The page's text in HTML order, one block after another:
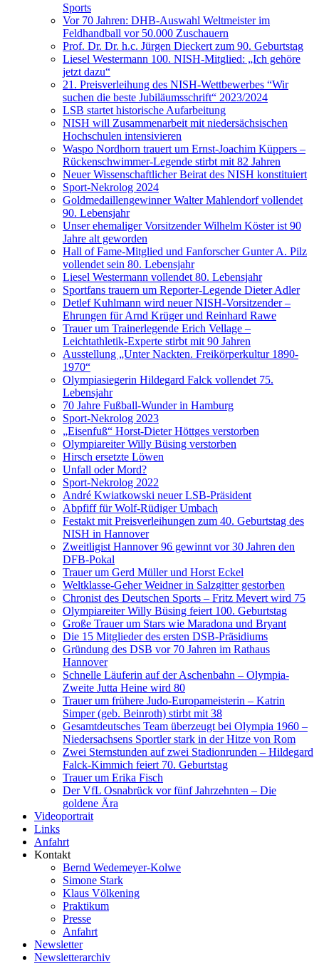
Sports
Vor 70 Jahren: DHB-Auswahl Weltmeister im
Feldhandball vor 50.000 Zuschauern
Prof. Dr. Dr. h.c. Jürgen Dieckert zum 90. Geburtstag
Liesel Westermann 100. NISH-Mitglied: „Ich gehöre
jetzt dazu“
21. Preisverleihung des NISH-Wettbewerbes “Wir
suchen die beste Jubiläumsschrift“ 2023/2024
LSB startet historische Aufarbeitung
NISH will Zusammenarbeit mit niedersächsischen
Hochschulen intensivieren
Waspo Nordhorn trauert um Ernst-Joachim Küppers –
Rückenschwimmer-Legende stirbt mit 82 Jahren
Neuer Wissenschaftlicher Beirat des NISH konstituiert
Sport-Nekrolog 2024
Goldmedaillengewinner Walter Mahlendorf vollendet
90. Lebensjahr
Unser ehemaliger Vorsitzender Wilhelm Köster ist 90
Jahre alt geworden
Hall of Fame-Mitglied und Fanforscher Gunter A. Pilz
vollendet sein 80. Lebensjahr
Liesel Westermann vollendet 80. Lebensjahr
Sportfans trauern um Reporter-Legende Dieter Adler
Detlef Kuhlmann wird neuer NISH-Vorsitzender –
Ehrungen für Arnd Krüger und Reinhard Rawe
Trauer um Trainerlegende Erich Vellage –
Leichtathletik-Experte stirbt mit 90 Jahren
Ausstellung „Unter Nackten. Freikörperkultur 1890-
1970“
Olympiasiegerin Hildegard Falck vollendet 75.
Lebensjahr
70 Jahre Fußball-Wunder in Hamburg
Sport-Nekrolog 2023
„Eisenfuß“ Horst-Dieter Höttges verstorben
Olympiareiter Willy Büsing verstorben
Hirsch ersetzte Löwen
Unfall oder Mord?
Sport-Nekrolog 2022
André Kwiatkowski neuer LSB-Präsident
Abpfiff für Wolf-Rüdiger Umbach
Festakt mit Preisverleihungen zum 40. Geburtstag des
NISH in Hannover
Zweitligist Hannover 96 gewinnt vor 30 Jahren den
DFB-Pokal
Trauer um Gerd Müller und Horst Eckel
Weltklasse-Geher Weidner in Salzgitter gestorben
Chronist des Deutschen Sports – Fritz Mevert wird 75
Olympiareiter Willy Büsing feiert 100. Geburtstag
Große Trauer um Stars wie Maradona und Bryant
Die 15 Mitglieder des ersten DSB-Präsidiums
Gründung des DSB vor 70 Jahren im Rathaus
Hannover
Schnelle Läuferin auf der Aschenbahn – Olympia-
Zweite Jutta Heine wird 80
Trauer um frühere Judo-Europameisterin – Katrin
Simper (geb. Beinroth) stirbt mit 38
Gesamtdeutsches Team überzeugt bei Olympia 1960 –
Niedersachsens Sportler stark in der Hitze von Rom
Zwei Sternstunden auf zwei Stadionrunden – Hildegard
Falck-Kimmich feiert 70. Geburtstag
Trauer um Erika Fisch
Der VfL Osnabrück vor fünf Jahrzehnten – Die
goldene Ära
Videoportrait
Links
Anfahrt
Kontakt
Bernd Wedemeyer-Kolwe
Simone Stark
Klaus Völkening
Praktikum
Presse
Anfahrt
Newsletter
Newsletterarchiv